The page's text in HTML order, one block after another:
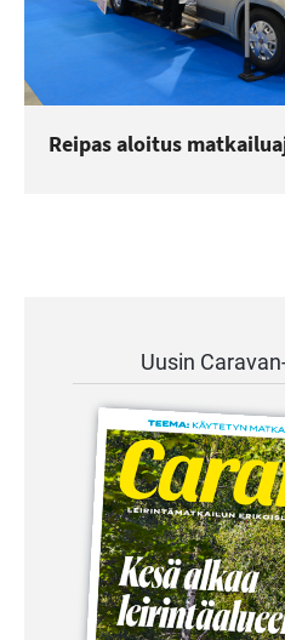
Reipas aloitus
Uusin